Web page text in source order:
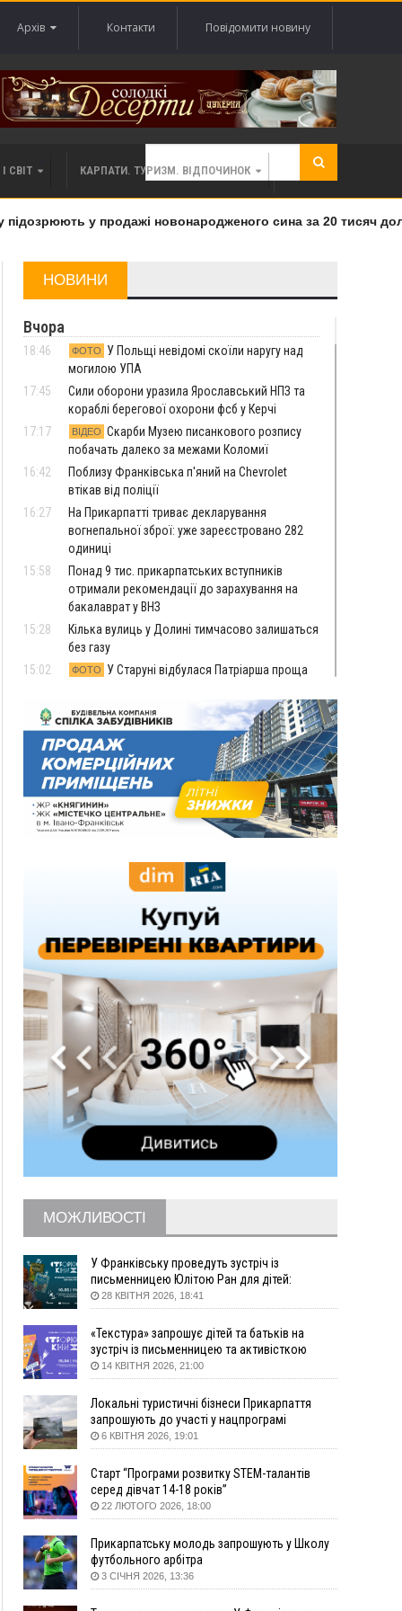
Архів Контакти Повідомити новину
СВІТ КАРПАТИ. ТУРИЗМ. ВІДПОЧИНОК
у продажі новонародженого сина за 20 тисяч
НОВИНИ
Вчора
18:46 ФОТО
У Польщі невідомі скоїли наругу над
могилою УПА
17:45
Сили оборони уразила Ярославський НПЗ та
кораблі берегової охорони фсб у Керчі
17:17
ВІДЕО Скарби Музею писанкового розпису
побачать далеко за межами Коломиї
16:42
Поблизу Франківська п'яний на Chevrolet
втікав від поліції
16:27
На Прикарпатті триває декларування
вогнепальної зброї: уже зареєстровано 282
одиниці
15:58
Понад 9 тис. прикарпатських вступників
отримали рекомендації до зарахування на
бакалаврат у ВНЗ
15:28
Кілька вулиць у Долині тимчасово залишаться
без газу
15:02
ФОТО
У Старуні відбулася Патріарша проща
Франківець Лев Кишакевич не зможе стати
суддею Міжнародного кримінального суду
14:14
У Ворохті проведуть Кубок ФЛСУ зі стрибків
на лижах, пам'яті оборонця Богдана Бухонка
13:30
ФОТО На Калущині розшукали чоловіка, який
три дні блукав у лісі
13:14
Боднар розповів про реакцію влади Польщі
"Едельвейси" щемливо привітали рідну
Коломию з Днем міста
Вчора у Франківську, Коломиї, Долині та
Яремче зафіксували рекордну спеку
11:45
У Надвірній п'яна жінка побила малолітнього
хлопчика: суд призначив штраф і 30 тисяч
компенсації
11:17
У басейні Дністра встановилася гідрологічна
посуха - рівні води наблизилися до найнижчих
показників
11:09
У Бурштині поблизу АЗС сталася масова бійка,
поліція з'ясовує обставини
ФОП із Житомира після купівлі права
вимоги за 120 тисяч позивається до
Франківська на понад 20 млн грн
збирання ягід
05 Серпня
19:52
У Франківську вперше прооперували немовля
без відкритої операції
пошукового загону "Плацдарм" Олексій Юков
18:11
СБС за дві доби уразили 13 енергооб'єктів на
окупованих територіях
17:20
Українці подали рекордну кількість заяв до
університетів. Які спеціальності обирають
16:43
Зарплати на Прикарпатті за місяць зросли на
16:14
Франківець, який стріляв біля АЗС, вийшов під
заставу та був повторно затриманий
15:54
Прикарпатець прийшов у Пенсійний та заявив
поліції про гранату, бо йому не нарахували
пенсію
14:59
У Болгарії затримали прикарпатця, який
МОЖЛИВОСТІ
У Франківську проведуть зустріч із
письменницею Юлітою Ран для дітей:
говоритимуть про серію книг про Мавку
28 КВІТНЯ 2026, 18:41
«Текстура» запрошує дітей та батьків на
зустріч із письменницею та активісткою
Анною Повх
14 КВІТНЯ 2026, 21:00
Локальні туристичні бізнеси Прикарпаття
запрошують до участі у нацпрограмі
«Подорож до себе»
6 КВІТНЯ 2026, 19:01
Старт “Програми розвитку STEM-талантів
серед дівчат 14-18 років”
22 ЛЮТОГО 2026, 18:00
Прикарпатську молодь запрошують у Школу
футбольного арбітра
3 СІЧНЯ 2026, 13:36